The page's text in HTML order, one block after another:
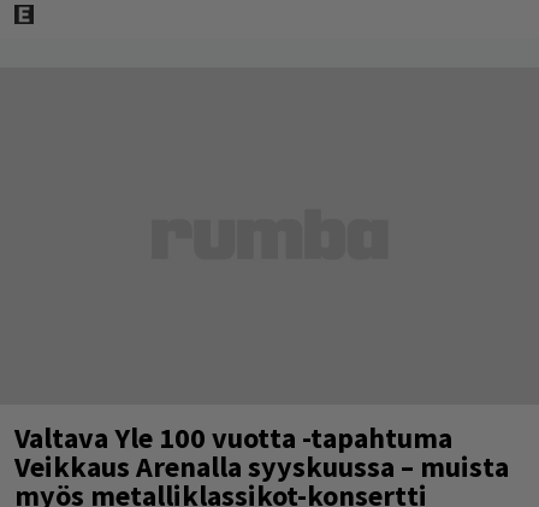
Valtava Yle 100 vuotta -tapahtuma
Veikkaus Arenalla syyskuussa – muista
myös metalliklassikot-konsertti